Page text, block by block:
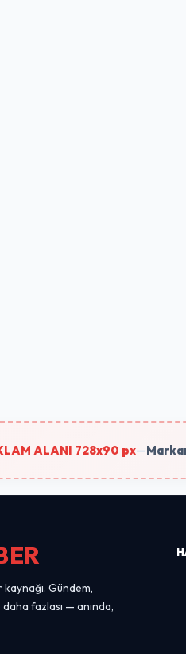
ALANI 728x90 px—
Gündem,
fazlası — anında,